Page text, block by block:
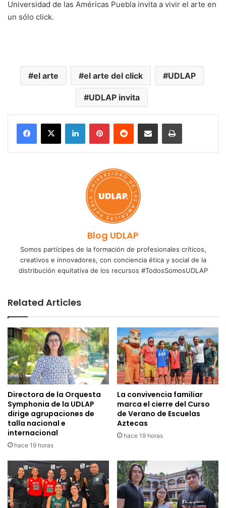
Universidad de las Américas Puebla invita a vivir el arte en
un sólo click.
el arte el arte del click UDLAP
UDLAP invita
LinkedInPinterestReddit Share via Email Print
Blog UDLAP
Somos partícipes de la formación de profesionales críticos,
creativos e innovadores, con conciencia ética y social de la
distribución equitativa de los recursos #TodosSomosUDLAP
Related Articles
Directora de la Orquesta
Symphonia de la UDLAP
dirige agrupaciones de
talla nacional e
internacional
hace 19 horas
La convivencia familiar
marca el cierre del Curso
de Verano de Escuelas
Aztecas
hace 19 horas